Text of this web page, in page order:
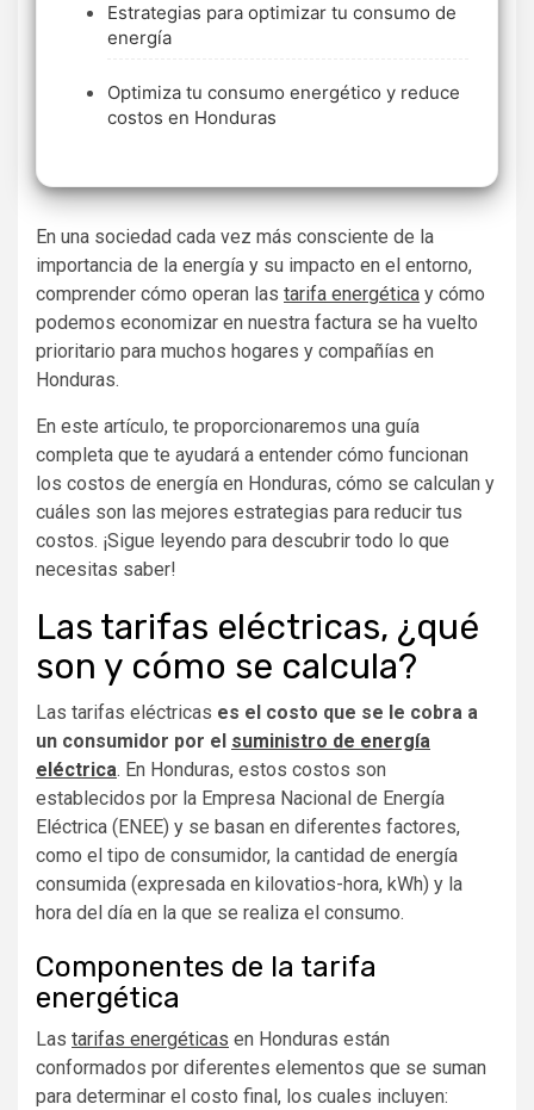
Estrategias para optimizar tu consumo de
energía
Optimiza tu consumo energético y reduce
costos en Honduras
En una sociedad cada vez más consciente de la
importancia de la energía y su impacto en el entorno,
comprender cómo operan las tarifa energética y cómo
podemos economizar en nuestra factura se ha vuelto
prioritario para muchos hogares y compañías en
Honduras.
En este artículo, te proporcionaremos una guía
completa que te ayudará a entender cómo funcionan
los costos de energía en Honduras, cómo se calculan y
cuáles son las mejores estrategias para reducir tus
costos. ¡Sigue leyendo para descubrir todo lo que
necesitas saber!
Las tarifas eléctricas, ¿qué
son y cómo se calcula?
Las tarifas eléctricas es el costo que se le cobra a
un consumidor por el suministro de energía
eléctrica. En Honduras, estos costos son
establecidos por la Empresa Nacional de Energía
Eléctrica (ENEE) y se basan en diferentes factores,
como el tipo de consumidor, la cantidad de energía
consumida (expresada en kilovatios-hora, kWh) y la
hora del día en la que se realiza el consumo.
Componentes de la tarifa
energética
Las tarifas energéticas en Honduras están
conformados por diferentes elementos que se suman
para determinar el costo final, los cuales incluyen: